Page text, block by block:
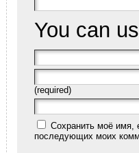
You can
(required)
Сохранить моё имя,
последующих моих